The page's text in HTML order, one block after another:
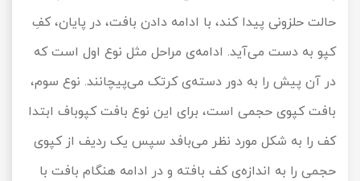
حالت حلزونی پیدا ‌کند، با ادامه دادن بافت، در پایان، کفِ
کپو به دست می‌آید. ادامه‌ی مراحل مثل نوع اول است که
در آن پیش را به دور دسته‌ی کرتک می‌پیچانند. نوع سوم،
بافت کپوی حجمی است، برای این نوع بافت کپوباف ابتدا
کف را به شکل مورد نظر می‌بافد سپس یک ردیف از کپوی
حجمی را به اندازه‌ی کف بافته و در ادامه هنگام بافت با